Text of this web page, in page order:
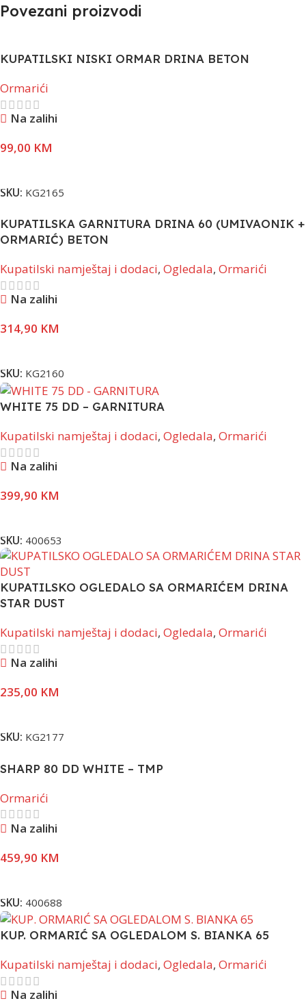
Povezani proizvodi
KUPATILSKI NISKI ORMAR DRINA BETON
Ormarići
Na zalihi
99,00 KM
SKU: KG2165
KUPATILSKA GARNITURA DRINA 60 (UMIVAONIK +
ORMARIĆ) BETON
Kupatilski namještaj i dodaci, Ogledala, Ormarići
Na zalihi
314,90 KM
SKU: KG2160
WHITE 75 DD – GARNITURA
Kupatilski namještaj i dodaci, Ogledala, Ormarići
Na zalihi
399,90 KM
SKU: 400653
KUPATILSKO OGLEDALO SA ORMARIĆEM DRINA
STAR DUST
Kupatilski namještaj i dodaci, Ogledala, Ormarići
Na zalihi
235,00 KM
SKU: KG2177
SHARP 80 DD WHITE – TMP
Ormarići
Na zalihi
459,90 KM
SKU: 400688
KUP. ORMARIĆ SA OGLEDALOM S. BIANKA 65
Kupatilski namještaj i dodaci, Ogledala, Ormarići
Na zalihi